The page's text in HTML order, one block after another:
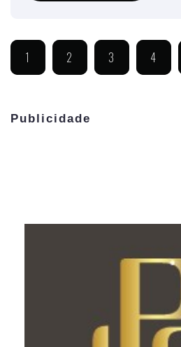
1 2 3 4
Publicidade